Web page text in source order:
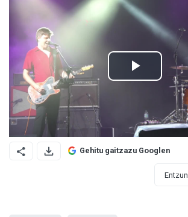
Gehitu gaitzazu Googlen
Entzun